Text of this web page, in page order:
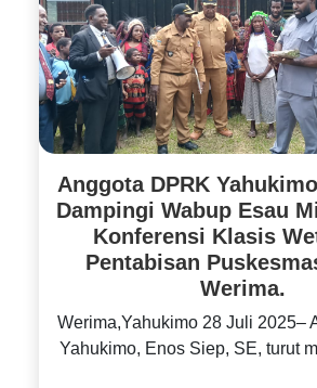
Anggota DPRK
Dampingi Wabup Esau
Konferensi Klasis
Pentabisan
Werima.
‎Werima,Yahukimo 28 Juli 2025–
Yahukimo, Enos Siep, SE, turut